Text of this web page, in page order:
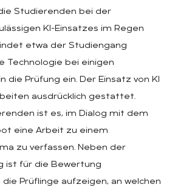
Studierenden bei der
KI-Einsatzes im Regen
etwa der Studiengang
Technologie bei einigen
die Prüfung ein. Der Einsatz von KI
ausdrücklich gestattet.
ist es, im Dialog mit dem
eine Arbeit zu einem
zu verfassen. Neben der
ist für die Bewertung
Prüflinge aufzeigen, an welchen